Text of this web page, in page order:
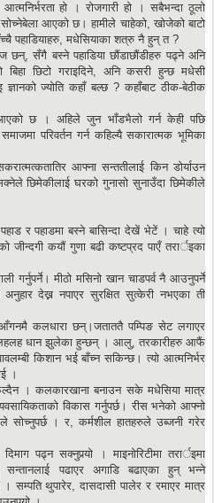
आत्मनिर्भरता हो । रोजगारी हो । सबैभन्दा ठूलो
आएको छ। हामीले चाहेको, खोजेको बाटो
पहाडियाहरु, मधेसियाका शत्रु नै हुन् त ?
सँगै बस्ने पहाडिया छौंडाछौंडीहरु पढ्ने अनि
बिहा छिटो गराइदिने, अनि कसरी हुन्छ मधेसी
ज्ञानको ज्योति कहाँ बल्छ ? कहाँबाट ठीक-बेठीक
छ । अहिले जुन भाँडभैलो गर्न केही पछि
परिवर्तन गर्न कहिल्यै सकारात्मक भूमिका
आफ्ना सन्ततीलाई किन डोर्याउन
छिमेकीलाई घरको गुनासो सुनाउँदा छिमेकीले
र पहाडमा बस्ने बासिन्दा देखें भेटें । चाहे त्यो
कयौं गुणा बढी कष्टप्रद पाएँ तरार्इका
गर्नुपर्ने। मीठो मसिनो खान चाडपर्व नै आउनुपर्ने
देख्न नपाएर सुरक्षित सुत्केरी नभएका ती
कलधारा छन्।जताततै पम्पिङ सेट लगाएर
धान झुलेका हुन्छन् । आलु, तरकारीहरु आफैं
किशान भई बाँच्न सकिन्छ। त्यो आत्मनिर्भर
।
। कलकारखाना बनाउन सके मधेसिया मात्र
विकास गर्नुपर्छ। रीस भनेको आफ्नो
सोच्नुपर्छ । र, कर्मशील हातहरुले उब्जनी गरेर
पढ्न सक्नुपर्‍यो । माइनोरिटीमा तरार्इमा
पढाएर अगाडि बढाएका हुन् भन्ने
। सम्पति थुपारेर, दासदासी पालेर र रमाएर मात्र